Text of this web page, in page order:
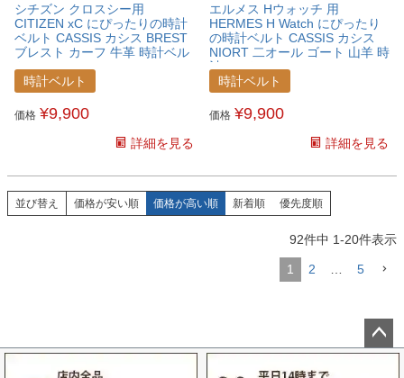
シチズン クロスシー用
CITIZEN xC にぴったりの時計
ベルト CASSIS カシス BREST
ブレスト カーフ 牛革 時計ベル
ト U1088500CTZXCW
時計ベルト
価格 ¥9,900
詳細を見る
エルメス Hウォッチ 用
HERMES H Watch にぴったり
の時計ベルト CASSIS カシス
NIORT 二オール ゴート 山羊 時
計ベルト U1083298HMSHW
時計ベルト
価格 ¥9,900
詳細を見る
並び替え 価格が安い順 価格が高い順 新着順 優先度順
92件中 1-20件表示
1 2 … 5
ペー